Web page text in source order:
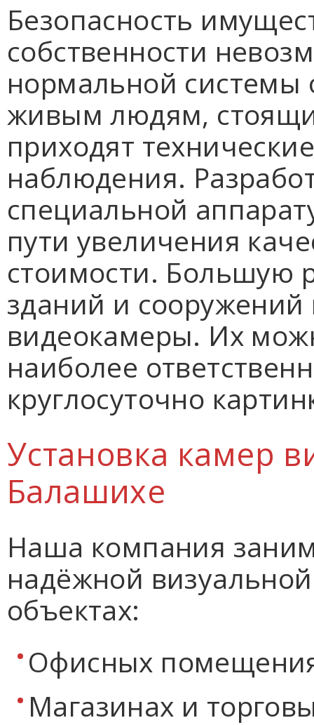
Безопасность
собственности
нормальной системы
живым людям,
приходят
наблюдения.
специальной
пути увеличения
стоимости. Большую
зданий и
видеокамеры. Их
наиболее
круглосуточно
Установка камер
Балашихе
Наша компания
надёжной
объектах:
Офисных
Магазинах и